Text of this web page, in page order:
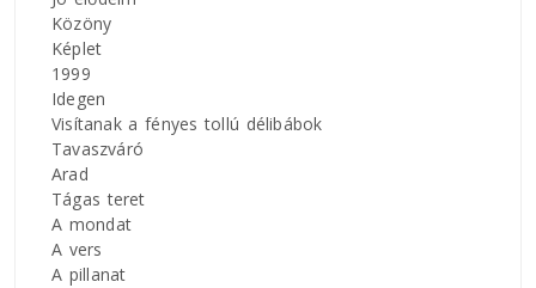
Közöny
Képlet
1999
Idegen
Visítanak a fényes tollú délibábok
Tavaszváró
Arad
Tágas teret
A mondat
A vers
A pillanat